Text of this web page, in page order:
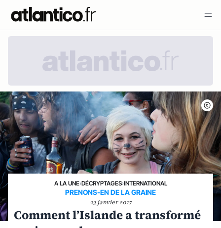
A LA UNE›DÉCRYPTAGES›INTERNATIONAL
PRENONS-EN DE LA GRAINE
23 janvier 2017
Comment l’Islande a transformé